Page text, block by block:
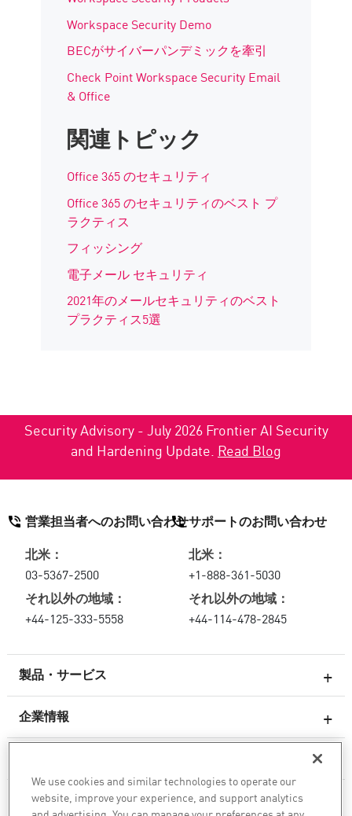
Workspace Security Demo
BECがサイバーパンデミックを牽引
Check Point Workspace Security Email
& Office
関連トピック
Office 365 のセキュリティ
Office 365 のセキュリティのベスト プ
ラクティス
フィッシング
電子メール セキュリティ
2021年のメールセキュリティのベスト
プラクティス5選
Security Advisory - July 2026 Frontier AI Security
and Hardening Update. Read Blog
製品・サービス
次世代ファイアウォール
クラウド向けのネットワーク セキュリティ
企業情報
企業情報
営業担当者へのお問い合わせ
北米：
03-5367-2500
それ以外の地域：
+44-125-333-5558
サポートのお問い合わせ
北米：
+1-888-361-5030
それ以外の地域：
+44-114-478-2845
We use cookies and similar technologies to operate our
website, improve your experience, and support analytics